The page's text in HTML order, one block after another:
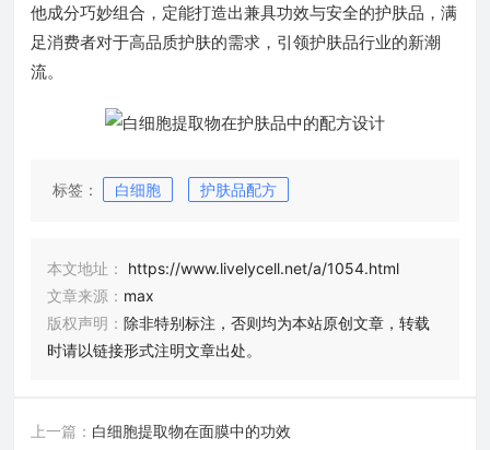
他成分巧妙组合，定能打造出兼具功效与安全的护肤品，满
足消费者对于高品质护肤的需求，引领护肤品行业的新潮
流。
标签： 白细胞 护肤品配方
本文地址：
https://www.livelycell.net/a/1054.html
文章来源： max
版权声明： 除非特别标注，否则均为本站原创文章，转载
时请以链接形式注明文章出处。
上一篇： 白细胞提取物在面膜中的功效